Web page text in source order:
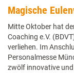
Magische
Mitte Oktober hat
Coaching e.V.
verliehen. Im
Personalmesse
zwölf innovative